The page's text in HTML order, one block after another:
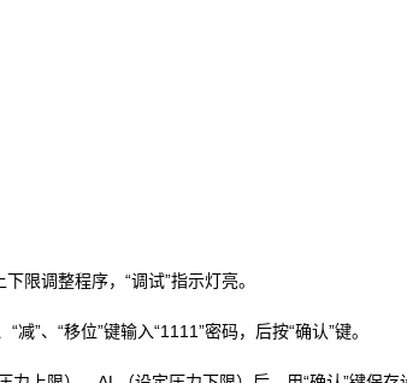
限调整程序，“调试”指示灯亮。
减”、“移位”键输入“1111”密码，后按“确认”键。